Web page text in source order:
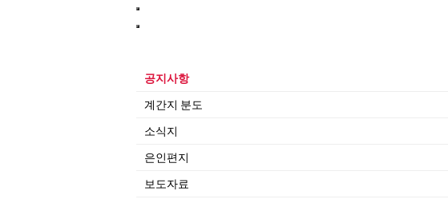
공지사항
계간지 분도
소식지
은인편지
보도자료